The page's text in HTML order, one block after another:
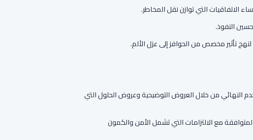
الاتفاقيات التي توازن نقل المخاطر.
النفوذ.
تأثير مخصص من الحوافز إلى عزل الألم.
النهائي من خلال العروض التوضيحية وعروض الحلول التي
مع الالتزامات التي تشمل الأمن والكمون